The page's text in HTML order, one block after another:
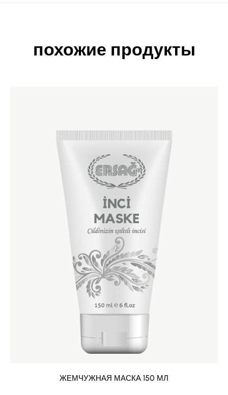
похожие продукты
ЖЕМЧУЖНАЯ МАСКА 150 МЛ